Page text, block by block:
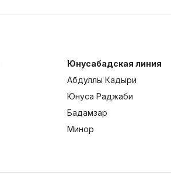
Юнусабадская линия
Абдуллы Кадыри
Юнуса Раджаби
Бадамзар
Минор